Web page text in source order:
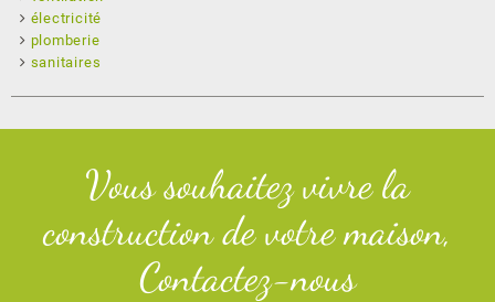
électricité
plomberie
sanitaires
Vous souhaitez vivre la
construction de votre maison,
Contactez-nous